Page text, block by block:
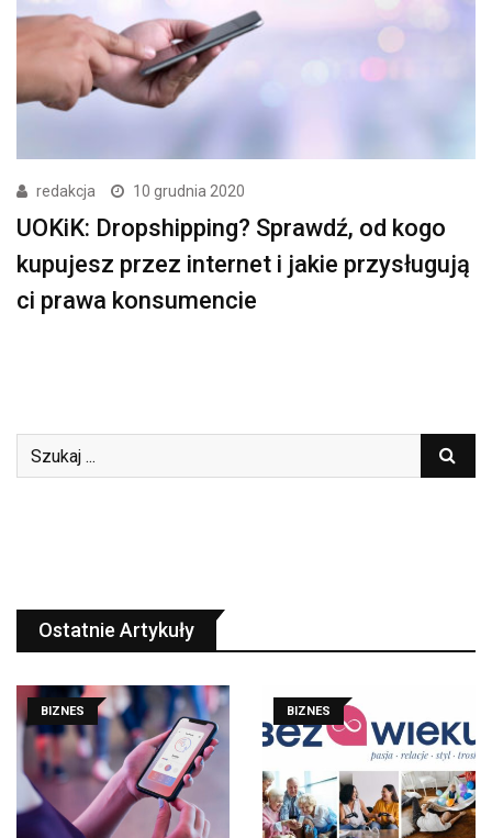
redakcja 10 grudnia 2020
UOKiK: Dropshipping? Sprawdź, od kogo
kupujesz przez internet i jakie przysługują
ci prawa konsumencie
Ostatnie Artykuły
BIZNES BIZNES